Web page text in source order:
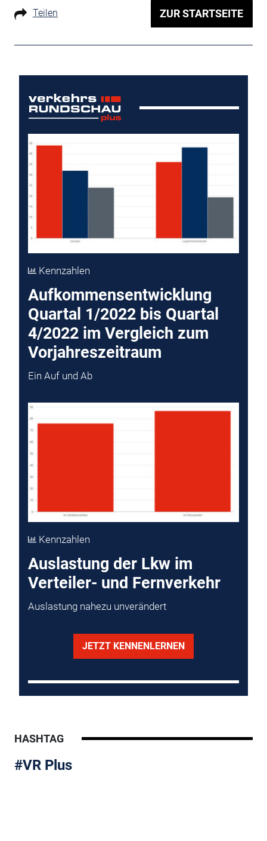
Teilen ZUR STARTSEITE
Kennzahlen
Aufkommensentwicklung
Quartal 1/2022 bis Quartal
4/2022 im Vergleich zum
Vorjahreszeitraum
Ein Auf und Ab
Kennzahlen
Auslastung der Lkw im
Verteiler- und Fernverkehr
Auslastung nahezu unverändert
JETZT KENNENLERNEN
HASHTAG
#VR Plus